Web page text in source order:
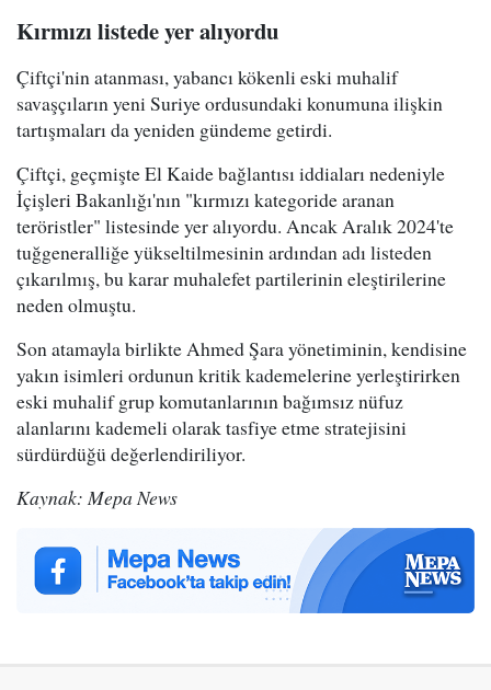
Kırmızı listede yer alıyordu
Çiftçi'nin atanması, yabancı kökenli eski muhalif
savaşçıların yeni Suriye ordusundaki konumuna ilişkin
tartışmaları da yeniden gündeme getirdi.
Çiftçi, geçmişte El Kaide bağlantısı iddiaları nedeniyle
İçişleri Bakanlığı'nın "kırmızı kategoride aranan
teröristler" listesinde yer alıyordu. Ancak Aralık 2024'te
tuğgeneralliğe yükseltilmesinin ardından adı listeden
çıkarılmış, bu karar muhalefet partilerinin eleştirilerine
neden olmuştu.
Son atamayla birlikte Ahmed Şara yönetiminin, kendisine
yakın isimleri ordunun kritik kademelerine yerleştirirken
eski muhalif grup komutanlarının bağımsız nüfuz
alanlarını kademeli olarak tasfiye etme stratejisini
sürdürdüğü değerlendiriliyor.
Kaynak: Mepa News